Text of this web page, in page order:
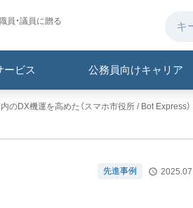
員・議員に贈る
ービス 公務員向けキャリア
のDX機運を高めた（スマホ市役所 / Bot Express）
先進事例